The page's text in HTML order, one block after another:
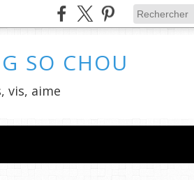
SO CHOU
vis, aime